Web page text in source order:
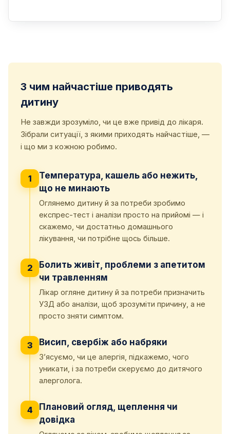
З чим найчастіше приводять
дитину
Не завжди зрозуміло, чи це вже привід до лікаря.
Зібрали ситуації, з якими приходять найчастіше, —
і що ми з кожною робимо.
1
Температура, кашель або нежить,
що не минають
Оглянемо дитину й за потреби зробимо
експрес-тест і аналізи просто на прийомі — і
скажемо, чи достатньо домашнього
лікування, чи потрібне щось більше.
2
Болить живіт, проблеми з апетитом
чи травленням
Лікар огляне дитину й за потреби призначить
УЗД або аналізи, щоб зрозуміти причину, а не
просто зняти симптом.
3 Висип, свербіж або набряки
З’ясуємо, чи це алергія, підкажемо, чого
уникати, і за потреби скеруємо до дитячого
алерголога.
4
Плановий огляд, щеплення чи
довідка